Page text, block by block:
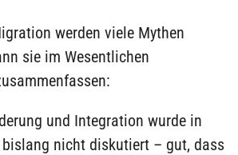
werden viele Mythen
sie im Wesentlichen
und Integration wurde in
nicht diskutiert – gut, dass